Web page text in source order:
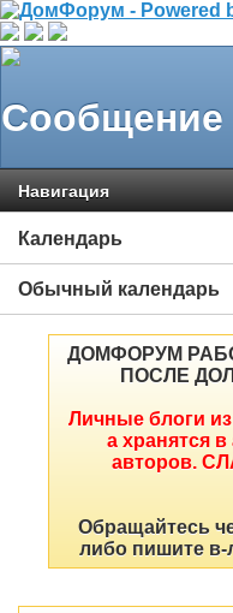
Навигация
Календарь
Обычный календарь
ДОМФОРУМ
ПОСЛЕ
Личные блоги
а хранятся
авторов.
Обращайтесь
либо пишите